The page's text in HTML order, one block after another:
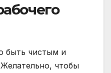
быть чистым и
чтобы